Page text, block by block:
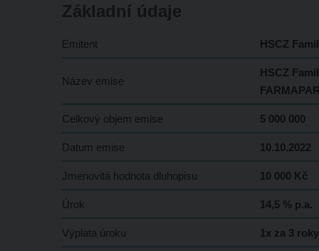
Základní údaje
Emitent HSCZ
Název emise
HSCZ
Celkový objem emise 5 000 000
Datum emise 10.10.2022
Jmenovitá hodnota dluhopisu 10 000 Kč
Úrok 14,5 % p.a.
Výplata úroku 1x za 3 roky